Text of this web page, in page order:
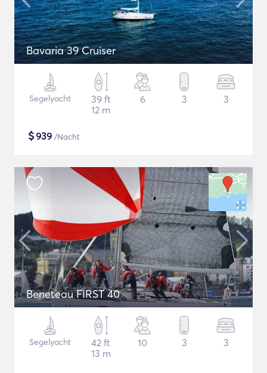
Bavaria 39 Cruiser
Segelyacht
39 ft
12 m
6 3 3
$939 /Nacht
Beneteau FIRST 40
Segelyacht
42 ft
13 m
10 3 3